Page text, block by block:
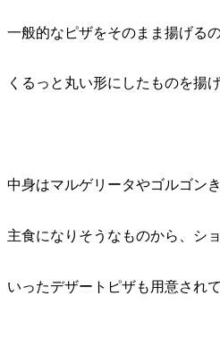
一般的なピザをそのまま揚げるの
くるっと丸い形にしたものを揚
中身はマルゲリータやゴルゴン
主食になりそうなものから、シ
いったデザートピザも用意されて